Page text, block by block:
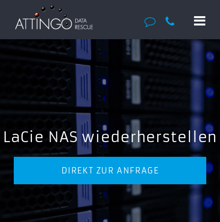
LaCie NAS wiederherstellen
DIREKT ZUR ANFRAGE